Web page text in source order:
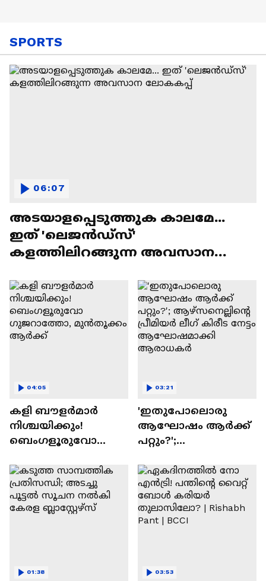
SPORTS
അടയാളപ്പെടുത്തുക കാലമേ...
ഇത് 'ലെജൻഡ്‌സ്'
കളത്തിലിറങ്ങുന്ന അവസാന
06:07
കളി ബൗളര്‍മാര്‍
നിശ്ചയിക്കും!
ബെംഗളൂരുവോ
മുൻതൂക്കം ആർക്ക്
04:05
'ഇതുപോലൊരു
ആഘോഷം ആർക്ക്
പറ്റും?';
പ്രീമിയർ ലീ​ഗ് കിരീട
നേട്ടം
ആഘോഷമാക്കി
ആരാധകർ
03:21
01:38 03:53